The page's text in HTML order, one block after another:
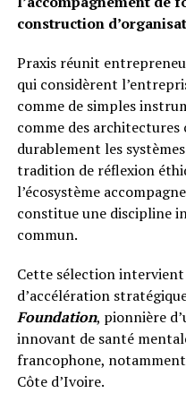
construction
Praxis réunit
qui considèrent
comme de simples
comme des
durablement les
tradition de réflexion
l’écosystème
constitue une discipline
commun.
Cette sélection
d’accélération
Foundation, pionnière
innovant de santé
francophone,
Côte d’Ivoire.